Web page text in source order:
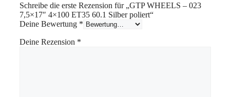
Schreibe die erste Rezension für „GTP WHEELS – 023
7,5×17″ 4×100 ET35 60.1 Silber poliert“
Deine Bewertung *
Deine Rezension *